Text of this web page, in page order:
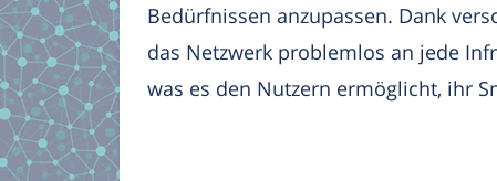
Bedürfnissen anzupassen. Dank
das Netzwerk problemlos an jede
was es den Nutzern ermöglicht, ihr